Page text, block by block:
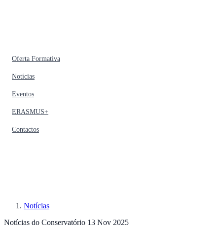
Oferta Formativa
Notícias
Eventos
ERASMUS+
Contactos
Notícias
Notícias do Conservatório 13 Nov 2025